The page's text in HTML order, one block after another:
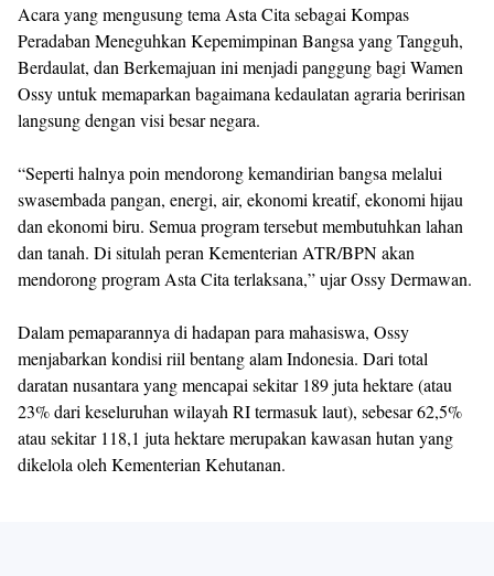
Acara yang mengusung tema Asta Cita sebagai Kompas
Peradaban Meneguhkan Kepemimpinan Bangsa yang Tangguh,
Berdaulat, dan Berkemajuan ini menjadi panggung bagi Wamen
Ossy untuk memaparkan bagaimana kedaulatan agraria beririsan
langsung dengan visi besar negara.
“Seperti halnya poin mendorong kemandirian bangsa melalui
swasembada pangan, energi, air, ekonomi kreatif, ekonomi hijau
dan ekonomi biru. Semua program tersebut membutuhkan lahan
dan tanah. Di situlah peran Kementerian ATR/BPN akan
mendorong program Asta Cita terlaksana,” ujar Ossy Dermawan.
Dalam pemaparannya di hadapan para mahasiswa, Ossy
menjabarkan kondisi riil bentang alam Indonesia. Dari total
daratan nusantara yang mencapai sekitar 189 juta hektare (atau
23% dari keseluruhan wilayah RI termasuk laut), sebesar 62,5%
atau sekitar 118,1 juta hektare merupakan kawasan hutan yang
dikelola oleh Kementerian Kehutanan.